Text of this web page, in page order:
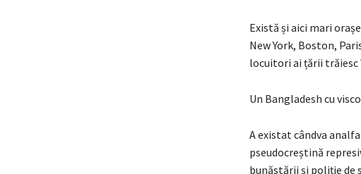
Există și aici mari
New York, Boston,
locuitori ai țării
Un Bangladesh cu
A existat cândva
pseudocreștină
bunăstării și poliție